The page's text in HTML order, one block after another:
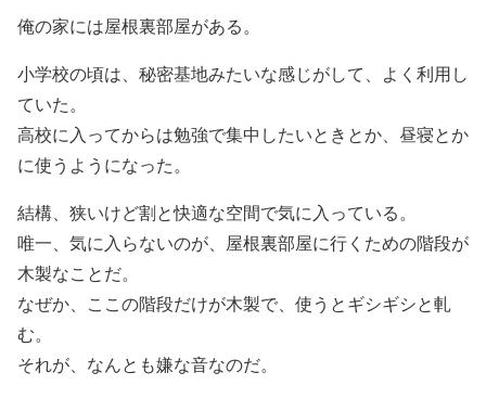
俺の家には屋根裏部屋がある。
小学校の頃は、秘密基地みたいな感じがして、よく利用し
ていた。
高校に入ってからは勉強で集中したいときとか、昼寝とか
に使うようになった。
結構、狭いけど割と快適な空間で気に入っている。
唯一、気に入らないのが、屋根裏部屋に行くための階段が
木製なことだ。
なぜか、ここの階段だけが木製で、使うとギシギシと軋
む。
それが、なんとも嫌な音なのだ。